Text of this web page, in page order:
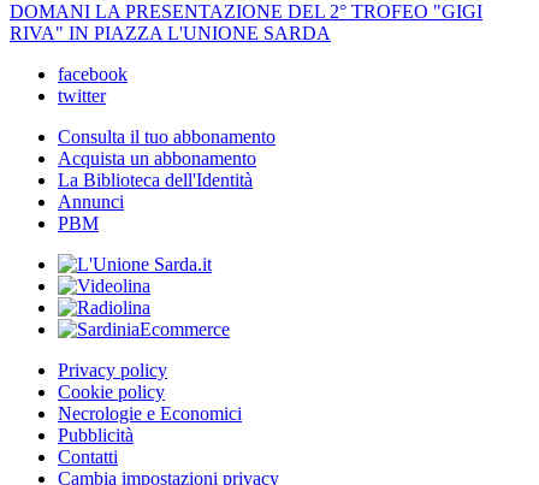
DOMANI LA PRESENTAZIONE DEL 2° TROFEO "GIGI
RIVA" IN PIAZZA L'UNIONE SARDA
facebook
twitter
Consulta il tuo abbonamento
Acquista un abbonamento
La Biblioteca dell'Identità
Annunci
PBM
Privacy policy
Cookie policy
Necrologie e Economici
Pubblicità
Contatti
Cambia impostazioni privacy